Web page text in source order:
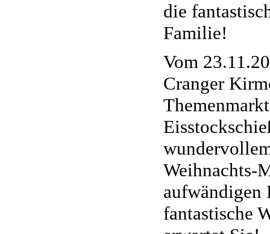
die
Familie!
Vom
Cranger
Weihnachts-
aufwändigen
fantastische